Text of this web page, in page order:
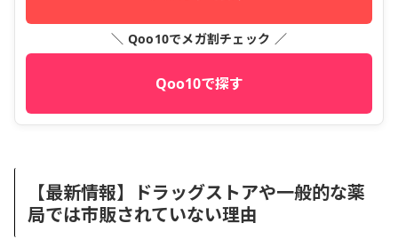
＼ Qoo10でメガ割チェック ／
Qoo10で探す
【最新情報】ドラッグストアや一般的な薬
局では市販されていない理由